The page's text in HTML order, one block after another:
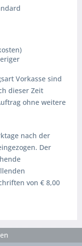
Vorkasse sind
dieser Zeit
ohne weitere
nach der
Der
von € 8,00